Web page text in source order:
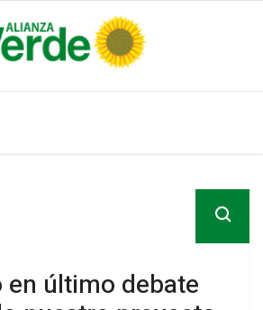
último debate